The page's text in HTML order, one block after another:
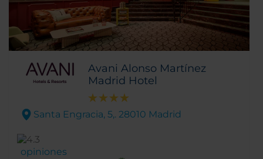
Avani Alonso Martínez
Madrid Hotel
Santa Engracia, 5,. 28010 Madrid
opiniones